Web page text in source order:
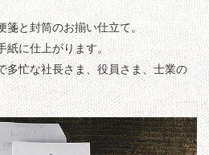
と封筒のお揃い仕立て。
に仕上がります。
多忙な社長さま、役員さま、士業の